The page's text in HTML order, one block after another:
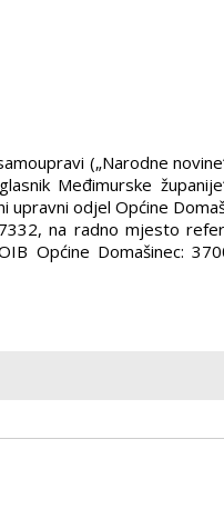
(„Narodne
Međimurske
odjel Općine
na radno mjesto
Općine Domašinec: